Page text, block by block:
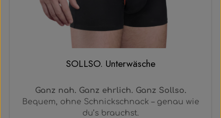
SOLLSO. Unterwäsche
Ganz nah. Ganz ehrlich. Ganz Sollso.
Bequem, ohne Schnickschnack – genau wie
du’s brauchst.